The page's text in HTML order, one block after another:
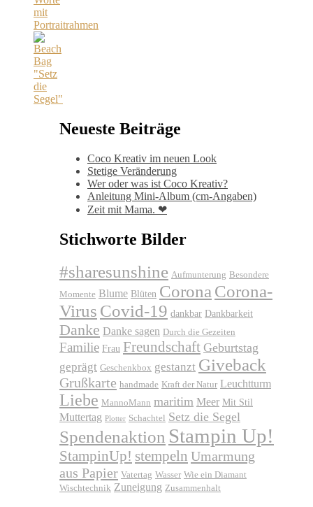
Neueste Beiträge
Coco Kreativ im neuen Look
Stetige Veränderung
Wer oder was ist Coco Kreativ?
Anleitung Mini-Album (cm-Angaben)
Zeit mit Mama. ❤
Stichworte Bilder
#sharesunshine Aufmunterung Besondere
Momente Blume Blüten CoronaCorona-
Virus Covid-19 dankbar Dankbarkeit
Danke Danke sagen Durch die Gezeiten
Familie Frau Freundschaft Geburtstag
geprägt Geschenkbox gestanzt Giveback
Grußkarte handmade Kraft der Natur Leuchtturm
Liebe MannoMann maritim Meer Mit Stil
Muttertag Plotter Schachtel Setz die Segel
Spendenaktion Stampin Up!
StampinUp! stempeln Umarmung
aus Papier Vatertag Wasser Wie ein Diamant
Wischtechnik Zuneigung Zusammenhalt